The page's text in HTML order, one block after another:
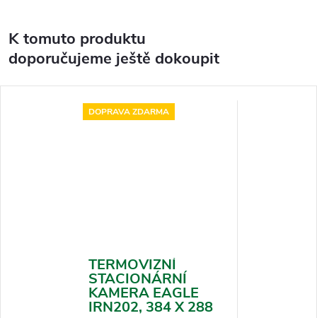
K tomuto produktu
doporučujeme ještě dokoupit
DOPRAVA ZDARMA
TERMOVIZNÍ
STACIONÁRNÍ
KAMERA EAGLE
IRN202, 384 X 288